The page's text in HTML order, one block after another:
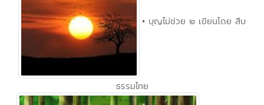
• บุญไม่ช่วย ๒ เขียนโดย สืบ
ธรรมไทย